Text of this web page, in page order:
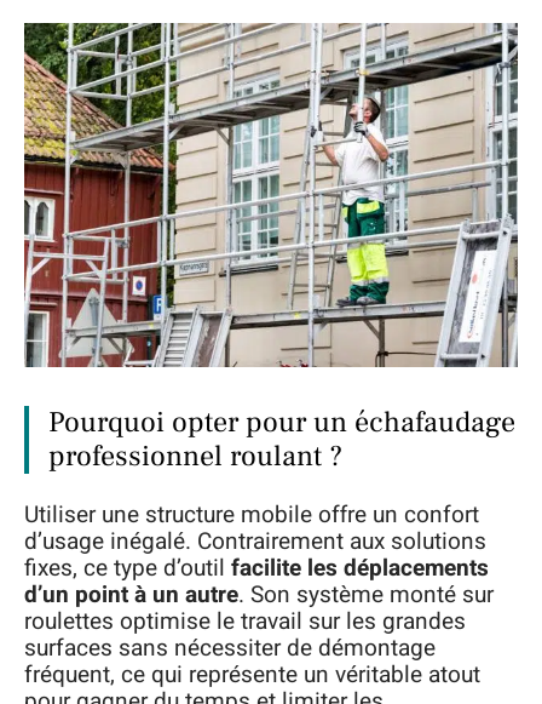
Pourquoi opter pour un échafaudage
professionnel roulant ?
Utiliser une structure mobile offre un confort
d’usage inégalé. Contrairement aux solutions
fixes, ce type d’outil facilite les déplacements
d’un point à un autre. Son système monté sur
roulettes optimise le travail sur les grandes
surfaces sans nécessiter de démontage
fréquent, ce qui représente un véritable atout